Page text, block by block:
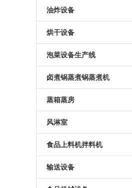
水果清洗机设备
蔬菜清洗机设备
卤煮蒸煮
漂烫机漂烫流水线
鱼油炸卤制线设备
豆干卤制流水线
油炸设备
油炸单机油炸单锅
腐竹豆皮油皮油炸流水线
花生米油炸锅油炸流水线
烘干设备
烘房烘箱
不锈钢烘干房烘干盘
烘干房烘干机烘干流水线
肉制品烘干设备
豆制品烘干设备
泡菜设备生产线
泡菜流水线
卤煮锅蒸煮锅蒸煮机
蒸煮机
蒸煮锅
卤煮锅
蒸箱蒸房
不锈钢蒸箱蒸房蒸柜
风淋室
全自动不锈钢风淋室
食品上料机拌料机
翻桶机
输送设备